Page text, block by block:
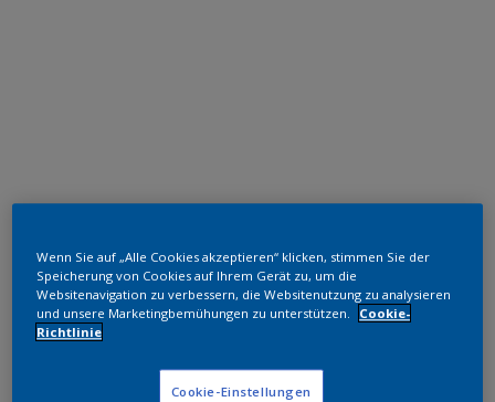
Wenn Sie auf „Alle Cookies akzeptieren“ klicken, stimmen Sie der
Speicherung von Cookies auf Ihrem Gerät zu, um die
Websitenavigation zu verbessern, die Websitenutzung zu analysieren
und unsere Marketingbemühungen zu unterstützen.
Cookie-
Richtlinie
Cookie-Einstellungen